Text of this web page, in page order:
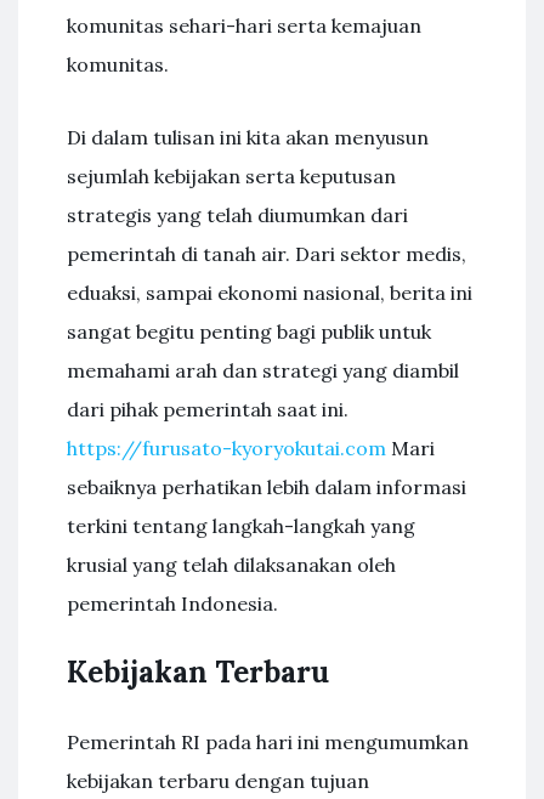
komunitas sehari-hari serta kemajuan
komunitas.
Di dalam tulisan ini kita akan menyusun
sejumlah kebijakan serta keputusan
strategis yang telah diumumkan dari
pemerintah di tanah air. Dari sektor medis,
eduaksi, sampai ekonomi nasional, berita ini
sangat begitu penting bagi publik untuk
memahami arah dan strategi yang diambil
dari pihak pemerintah saat ini.
https://furusato-kyoryokutai.com Mari
sebaiknya perhatikan lebih dalam informasi
terkini tentang langkah-langkah yang
krusial yang telah dilaksanakan oleh
pemerintah Indonesia.
Kebijakan Terbaru
Pemerintah RI pada hari ini mengumumkan
kebijakan terbaru dengan tujuan